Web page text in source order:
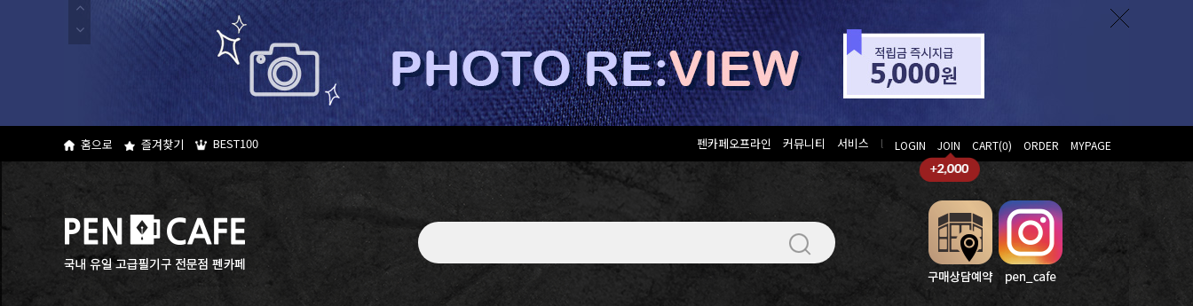
홈으로 즐겨찾기 BEST100 펜카페오프라인 커뮤니티 서비스 l LOGIN JOIN CART(0) ORDER MYPAGE